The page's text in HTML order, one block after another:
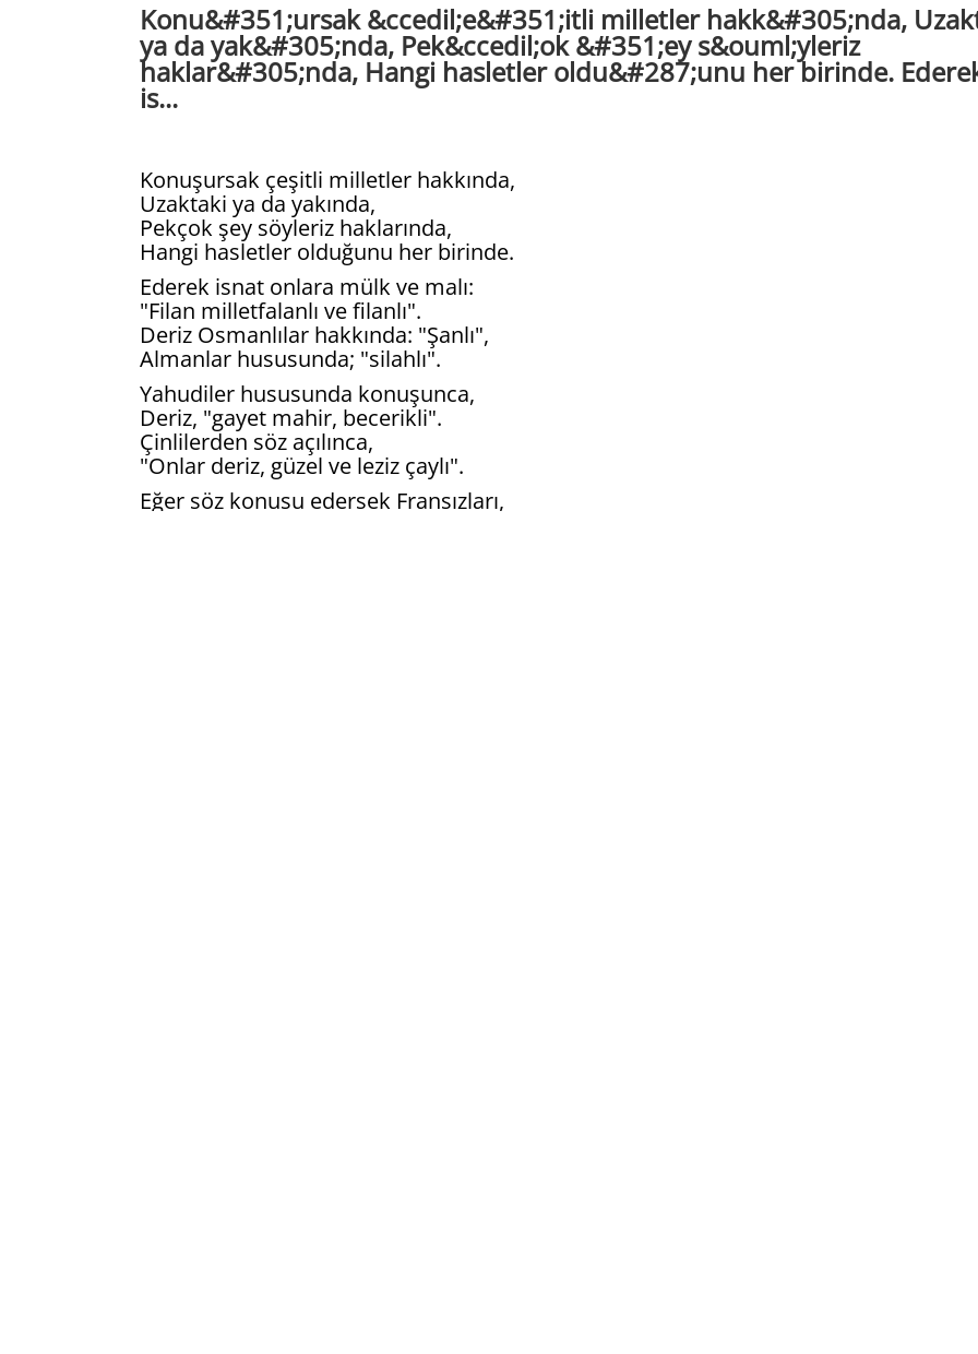
Konu&#351;ursak &ccedil;e&#351;itli milletler hakk&#305;nda,
ya da yak&#305;nda, Pek&ccedil;ok &#351;ey s&ouml;yleriz
haklar&#305;nda, Hangi hasletler oldu&#287;unu her birinde.
is...
Konuşursak çeşitli milletler hakkında,
Uzaktaki ya da yakında,
Pekçok şey söyleriz haklarında,
Hangi hasletler olduğunu her birinde.
Ederek isnat onlara mülk ve malı:
"Filan milletfalanlı ve filanlı".
Deriz Osmanlılar hakkında: "Şanlı",
Almanlar hususunda; "silahlı".
Yahudiler hususunda konuşunca,
Deriz, "gayet mahir, becerikli".
Çinlilerden söz açılınca,
"Onlar deriz, güzel ve leziz çaylı".
Eğer söz konusu edersek Fransızları,